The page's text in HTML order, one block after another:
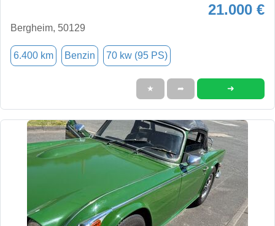
21.000 €
Bergheim, 50129
6.400 km Benzin 70 kw (95 PS)
★ ➦ ➜